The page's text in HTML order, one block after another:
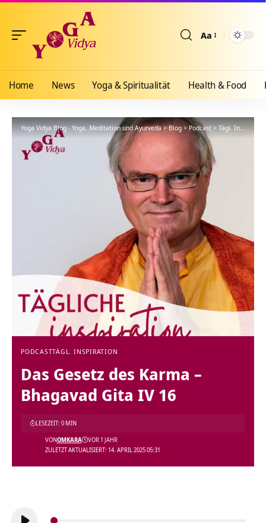
Aa
Home News Yoga & Spiritualität Health & Food
Yoga Vidya Blog - Yoga, Meditation und Ayurveda>Blog>Podcast>Tägl. Inspiration
PODCASTTÄGL. INSPIRATION
Das Gesetz des Karma –
Bhagavad Gita IV 16
ZULETZT AKTUALISIERT: 14. APRIL 2025 05:31
VONOMKARA VOR 1 JAHR
LESEZEIT: 0 MIN
Audio-